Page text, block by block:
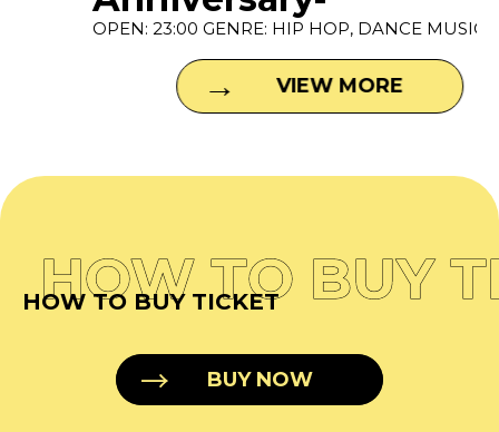
OPEN: 23:00 GENRE: HIP HOP, DANCE MUSIC P...
VIEW MORE
HOW TO BUY
HOW TO BUY TICKET
BUY NOW